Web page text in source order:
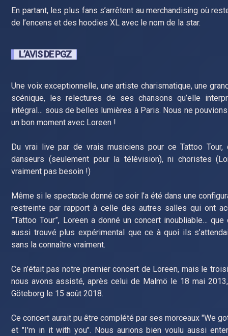
En partant, les plus fans s’arrêtent au merchandising où
de l’encens et des hoodies XL avec le nom de la star.
L’AVIS DE PGZ
Une voix exceptionnelle, une artiste charismatique, une
scénique, les relectures de ses chansons qu’elle
intégral… sous de belles lumières à Paris. Nous ne
un bon moment avec Loreen !
Du vrai live par de vrais musiciens pour ce Tattoo Tour,
danseurs (seulement pour la télévision), ni choristes
vraiment pas besoin !)
Même si le spectacle donné ce soir l’a été dans une
restreinte par rapport à celle des autres salles qui ont
”Tattoo Tour”, Loreen a donné un concert inoubliable…
aussi trouvé plus expérimental que ce à quoi ils
sans la connaître vraiment.
Ce n’était pas notre premier concert de Loreen, mais le
nous avons assisté, après celui de Malmö le 18 mai
Göteborg le 15 août 2018.
Ce concert aurait pu être complété par ses morceaux "We
et "I'm in it with you". Nous aurions bien voulu aussi